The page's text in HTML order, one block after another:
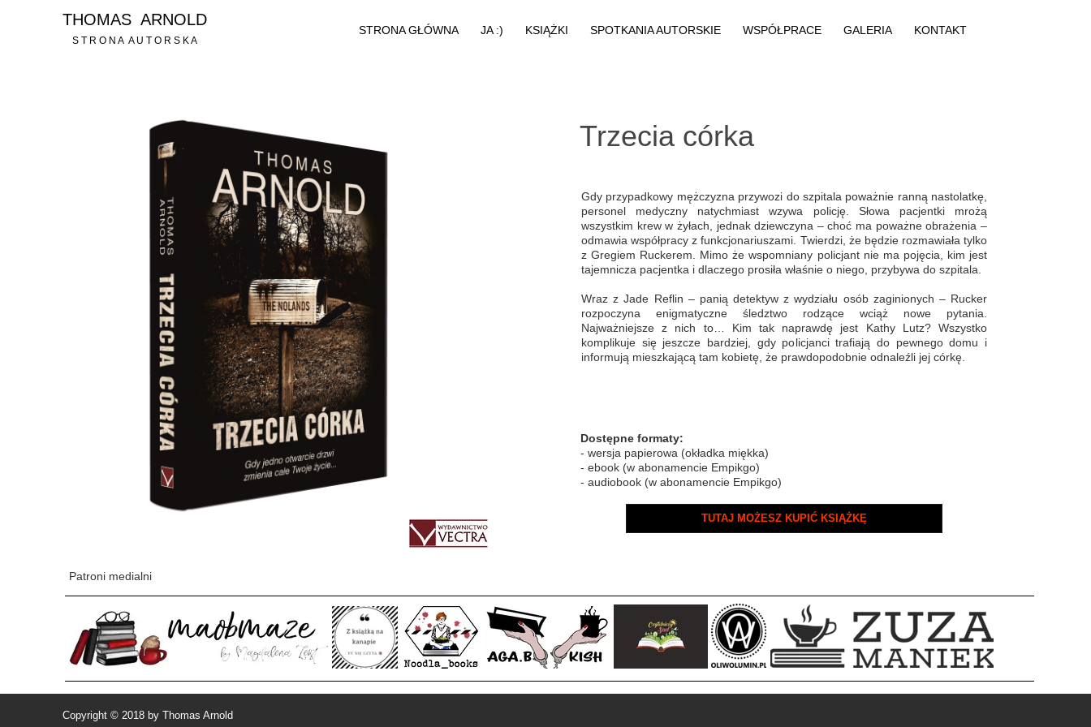
TUTAJ MOŻESZ KUPIĆ KSIĄŻKĘ
Dostępne formaty:
- wersja papierowa (okładka miękka)
- ebook (w abonamencie Empikgo)
- audiobook (w abonamencie Empikgo)
Copyright © 2018 by Thomas Arnold
THOMAS ARNOLD
S T R O N A A U T O R S K A
STRONA GŁÓWNA JA :) KSIĄŻKI
ZERKNIJ RÓWNIEŻ TUTAJ!
SPOTKANIA AUTORSKIE WSPÓŁPRACE GALERIA KONTAKT
Patroni medialni
Trzecia córka
Gdy przypadkowy mężczyzna przywozi do szpitala poważnie ranną nastolatkę,
personel medyczny natychmiast wzywa policję. Słowa pacjentki mrożą
wszystkim krew w żyłach, jednak dziewczyna – choć ma poważne obrażenia –
odmawia współpracy z funkcjonariuszami. Twierdzi, że będzie rozmawiała tylko
z Gregiem Ruckerem. Mimo że wspomniany policjant nie ma pojęcia, kim jest
tajemnicza pacjentka i dlaczego prosiła właśnie o niego, przybywa do szpitala.
Wraz z Jade Reflin – panią detektyw z wydziału osób zaginionych – Rucker
rozpoczyna enigmatyczne śledztwo rodzące wciąż nowe pytania.
Najważniejsze z nich to… Kim tak naprawdę jest Kathy Lutz? Wszystko
komplikuje się jeszcze bardziej, gdy policjanci trafiają do pewnego domu i
informują mieszkającą tam kobietę, że prawdopodobnie odnaleźli jej córkę.